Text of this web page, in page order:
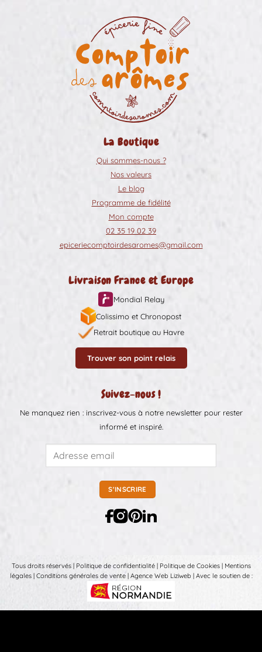
La Boutique
Qui sommes-nous ?
Nos valeurs
Le blog
Programme de fidélité
Mon compte
02 35 19 02 39
epiceriecomptoirdesaromes@gmail.com
Livraison France et Europe
Mondial Relay
Colissimo et Chronopost
Retrait boutique au Havre
Trouver son point relais
Suivez-nous !
Ne manquez rien : inscrivez-vous à notre newsletter pour rester
informé et inspiré.
Tous droits réservés | Politique de confidentialité| Politique de Cookies| Mentions
légales| Conditions générales de vente| Agence Web Liziweb | Avec le soutien de :